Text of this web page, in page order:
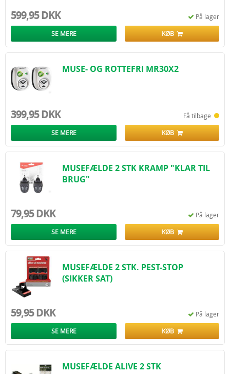
599,95 DKK På lager
SE MERE KØB
MUSE- OG ROTTEFRI MR30X2
399,95 DKK Få tilbage
SE MERE KØB
MUSEFÆLDE 2 STK KRAMP "KLAR TIL
BRUG"
79,95 DKK På lager
SE MERE KØB
MUSEFÆLDE 2 STK. PEST-STOP
(SIKKER SAT)
59,95 DKK På lager
SE MERE KØB
MUSEFÆLDE ALIVE 2 STK